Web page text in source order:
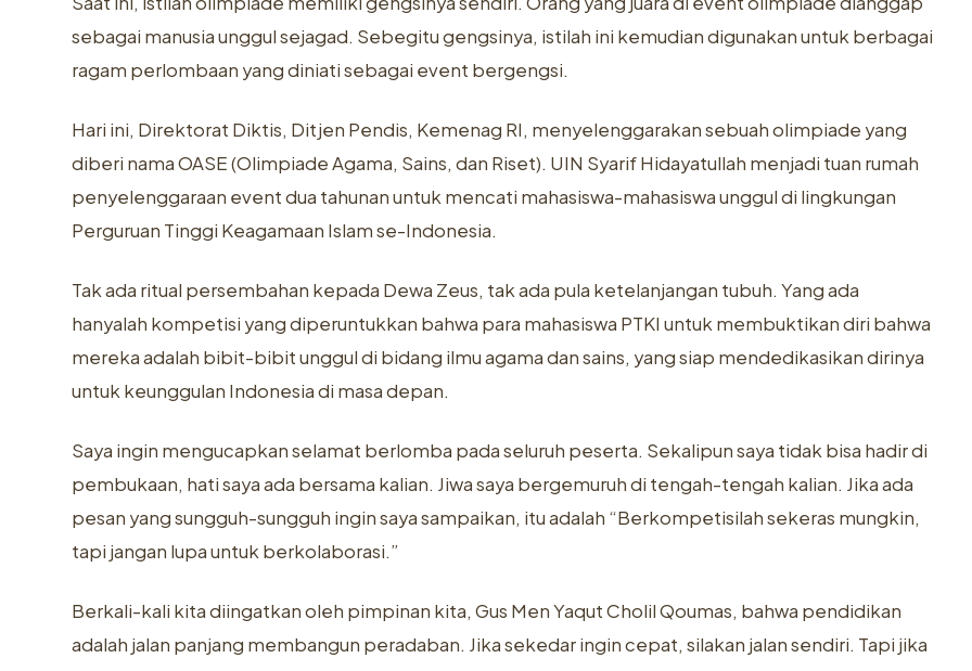
sebagai manusia unggul sejagad. Sebegitu gengsinya, istilah ini kemudian digunakan untuk berbagai
ragam perlombaan yang diniati sebagai event bergengsi.
Hari ini, Direktorat Diktis, Ditjen Pendis, Kemenag RI, menyelenggarakan sebuah olimpiade yang
diberi nama OASE (Olimpiade Agama, Sains, dan Riset). UIN Syarif Hidayatullah menjadi tuan rumah
penyelenggaraan event dua tahunan untuk mencati mahasiswa-mahasiswa unggul di lingkungan
Perguruan Tinggi Keagamaan Islam se-Indonesia.
Tak ada ritual persembahan kepada Dewa Zeus, tak ada pula ketelanjangan tubuh. Yang ada
hanyalah kompetisi yang diperuntukkan bahwa para mahasiswa PTKI untuk membuktikan diri bahwa
mereka adalah bibit-bibit unggul di bidang ilmu agama dan sains, yang siap mendedikasikan dirinya
untuk keunggulan Indonesia di masa depan.
Saya ingin mengucapkan selamat berlomba pada seluruh peserta. Sekalipun saya tidak bisa hadir di
pembukaan, hati saya ada bersama kalian. Jiwa saya bergemuruh di tengah-tengah kalian. Jika ada
pesan yang sungguh-sungguh ingin saya sampaikan, itu adalah “Berkompetisilah sekeras mungkin,
tapi jangan lupa untuk berkolaborasi.”
Berkali-kali kita diingatkan oleh pimpinan kita, Gus Men Yaqut Cholil Qoumas, bahwa pendidikan
adalah jalan panjang membangun peradaban. Jika sekedar ingin cepat, silakan jalan sendiri. Tapi jika